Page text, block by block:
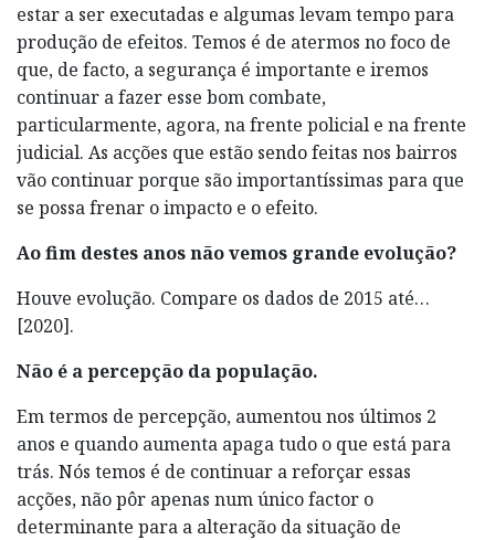
estar a ser executadas e algumas levam tempo para
produção de efeitos. Temos é de atermos no foco de
que, de facto, a segurança é importante e iremos
continuar a fazer esse bom combate,
particularmente, agora, na frente policial e na frente
judicial. As acções que estão sendo feitas nos bairros
vão continuar porque são importantíssimas para que
se possa frenar o impacto e o efeito.
Ao fim destes anos não vemos grande evolução?
Houve evolução. Compare os dados de 2015 até…
[2020].
Não é a percepção da população.
Em termos de percepção, aumentou nos últimos 2
anos e quando aumenta apaga tudo o que está para
trás. Nós temos é de continuar a reforçar essas
acções, não pôr apenas num único factor o
determinante para a alteração da situação de